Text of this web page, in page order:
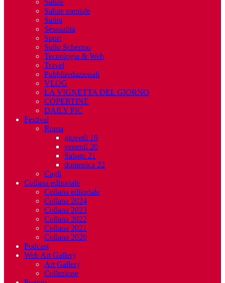
Salute
Salute mentale
Satira
Sessualità
Sport
Sullo Schermo
Tecnologia & Web
Travel
Pubbliredazionali
VLOG
LA VIGNETTA DEL GIORNO
COPERTINE
DAILY PIC
Festival
Roma
giovedì 19
venerdì 20
Sabato 21
domenica 22
Cagli
Collana editoriale
Collana editoriale
Collana 2024
Collana 2023
Collana 2022
Collana 2021
Collana 2020
Podcast
Web Art Gallery
Art Gallery
Collezione